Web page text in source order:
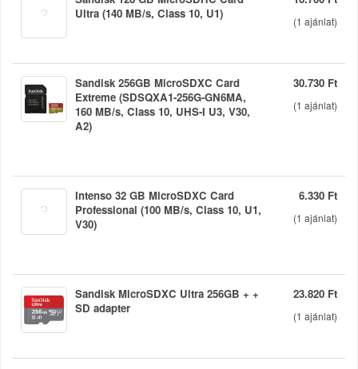
(1 ajánlat)
Ultra (140 MB/s, Class 10, U1)
30.730 Ft
(1 ajánlat)
Sandisk 256GB MicroSDXC Card
Extreme (SDSQXA1-256G-GN6MA,
160 MB/s, Class 10, UHS-I U3, V30,
A2)
6.330 Ft
(1 ajánlat)
Intenso 32 GB MicroSDXC Card
Professional (100 MB/s, Class 10, U1,
V30)
23.820 Ft
(1 ajánlat)
Sandisk MicroSDXC Ultra 256GB + +
SD adapter